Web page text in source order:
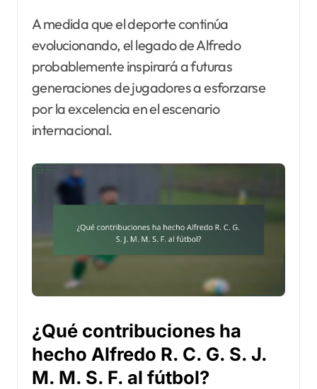
A medida que el deporte continúa
evolucionando, el legado de Alfredo
probablemente inspirará a futuras
generaciones de jugadores a esforzarse
por la excelencia en el escenario
internacional.
¿Qué contribuciones ha
hecho Alfredo R. C. G. S. J.
M. M. S. F. al fútbol?